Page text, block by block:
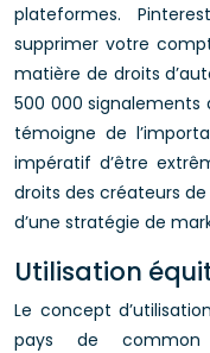
plateformes.
supprimer votre
matière de droits
500 000 signalements
témoigne de
impératif d’être
droits des créateurs
d’une stratégie de
Utilisation
Le concept
pays de